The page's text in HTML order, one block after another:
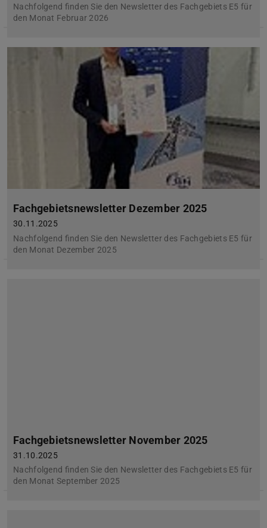
Nachfolgend finden Sie den Newsletter des Fachgebiets E5 für
den Monat Februar 2026
Fachgebietsnewsletter Dezember 2025
30.11.2025
Nachfolgend finden Sie den Newsletter des Fachgebiets E5 für
den Monat Dezember 2025
Fachgebietsnewsletter November 2025
31.10.2025
Nachfolgend finden Sie den Newsletter des Fachgebiets E5 für
den Monat September 2025